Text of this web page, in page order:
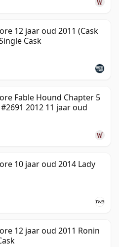
12 jaar oud 2011 (Cask
Cask
Fable Hound Chapter 5
2012 11 jaar oud
10 jaar oud 2014 Lady
12 jaar oud 2011 Ronin